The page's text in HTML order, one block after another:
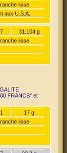
lisse
aux U.S.A.
31.104 g
lisse
FRANCS" et
17 g
lisse